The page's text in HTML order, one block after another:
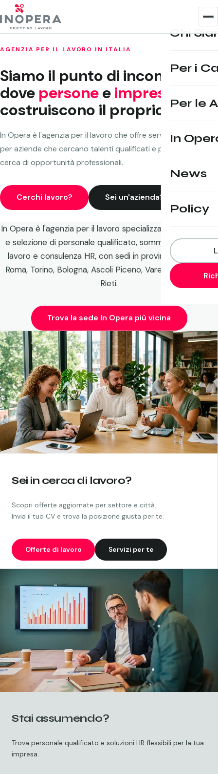
Chi
Per i
Per le
In
News
Policy
AGENZIA PER IL LAVORO IN ITALIA
Siamo il punto di incontro
dove personeeimprese
costruiscono il proprio futuro.
In Opera è l'agenzia per il lavoro che offre servizi HR su misura
per aziende che cercano talenti qualificati e per candidati in
cerca di opportunità professionali.
Cerchi lavoro? Sei un'azienda?
In Opera è l'agenzia per il lavoro specializzata nella ricerca
e selezione di personale qualificato, somministrazione di
lavoro e consulenza HR, con sedi in provincia di Milano,
Roma, Torino, Bologna, Ascoli Piceno, Varese, Pescara e
Rieti.
Trova la sede In Opera più vicina
Sei in cerca di lavoro?
Scopri offerte aggiornate per settore e città.
Invia il tuo CV e trova la posizione giusta per te.
Offerte di lavoro Servizi per te
Stai assumendo?
Trova personale qualificato e soluzioni HR flessibili per la tua
impresa.